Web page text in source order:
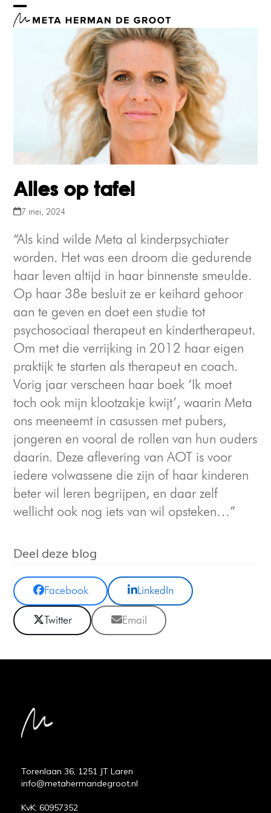
Skip
Open
Close
Alles op tafel
7 mei, 2024
“Als kind wilde Meta al kinderpsychiater
worden. Het was een droom die gedurende
haar leven altijd in haar binnenste smeulde.
Op haar 38e besluit ze er keihard gehoor
aan te geven en doet een studie tot
psychosociaal therapeut en kindertherapeut.
Om met die verrijking in 2012 haar eigen
praktijk te starten als therapeut en coach.
Vorig jaar verscheen haar boek ‘Ik moet
toch ook mijn klootzakje kwijt’, waarin Meta
ons meeneemt in casussen met pubers,
jongeren en vooral de rollen van hun ouders
daarin. Deze aflevering van AOT is voor
iedere volwassene die zijn of haar kinderen
beter wil leren begrijpen, en daar zelf
wellicht ook nog iets van wil opsteken…”
Deel deze blog
Facebook LinkedIn
Twitter Email
Torenlaan 36, 1251 JT Laren
info@metahermandegroot.nl
KvK: 60957352